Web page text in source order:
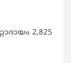
2,825